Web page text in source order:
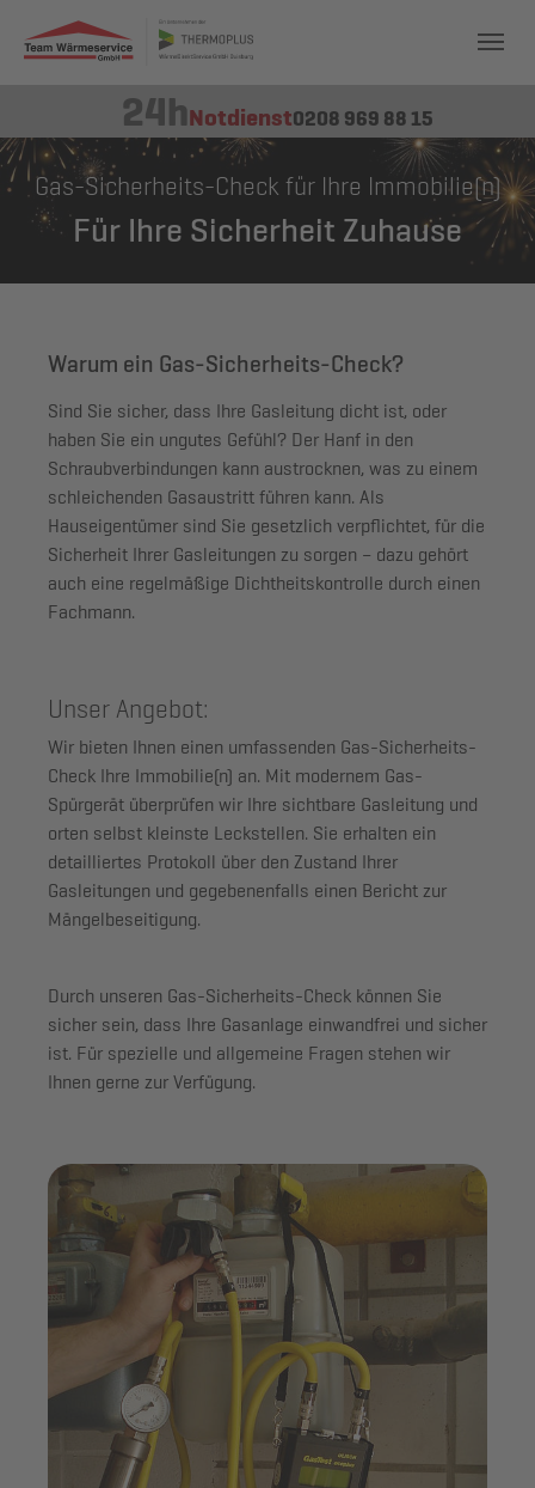
24hNotdienst0208 969 88 15
Gas-Sicherheits-Check für Ihre Immobilie(n)
Für Ihre Sicherheit Zuhause
Warum ein Gas-Sicherheits-Check?
Sind Sie sicher, dass Ihre Gasleitung dicht ist, oder
haben Sie ein ungutes Gefühl? Der Hanf in den
Schraubverbindungen kann austrocknen, was zu einem
schleichenden Gasaustritt führen kann. Als
Hauseigentümer sind Sie gesetzlich verpflichtet, für die
Sicherheit Ihrer Gasleitungen zu sorgen – dazu gehört
auch eine regelmäßige Dichtheitskontrolle durch einen
Fachmann.
Unser Angebot:
Wir bieten Ihnen einen umfassenden Gas-Sicherheits-
Check Ihre Immobilie(n) an. Mit modernem Gas-
Spürgerät überprüfen wir Ihre sichtbare Gasleitung und
orten selbst kleinste Leckstellen. Sie erhalten ein
detailliertes Protokoll über den Zustand Ihrer
Gasleitungen und gegebenenfalls einen Bericht zur
Mängelbeseitigung.
Durch unseren Gas-Sicherheits-Check können Sie
sicher sein, dass Ihre Gasanlage einwandfrei und sicher
ist. Für spezielle und allgemeine Fragen stehen wir
Ihnen gerne zur Verfügung.